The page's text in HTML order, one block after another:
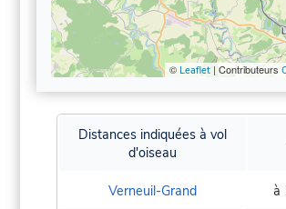
© Leaflet| Contributeurs
Distances indiquées à vol
d'oiseau
Verneuil-Grand à